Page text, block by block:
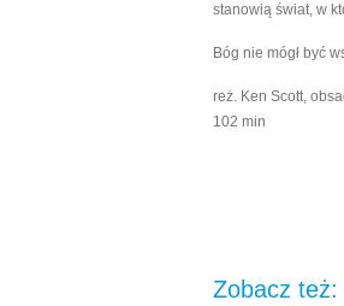
stanowią świat, w
Bóg nie mógł być
reż. Ken Scott,
102 min
Zobacz też: